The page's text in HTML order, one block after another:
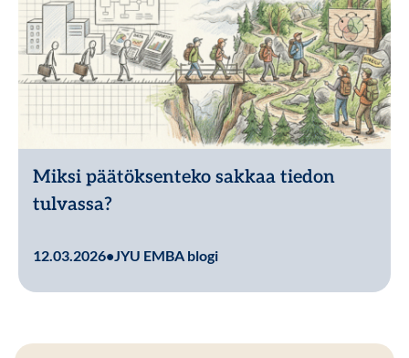
Miksi päätöksenteko sakkaa tiedon
tulvassa?
12.03.2026•JYU EMBA blogi